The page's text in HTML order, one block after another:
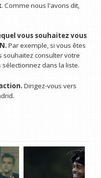
. Comme nous l'avons dit,
vous souhaitez vous
Par exemple, si vous êtes
souhaitez consulter votre
dans la liste.
Dirigez-vous vers